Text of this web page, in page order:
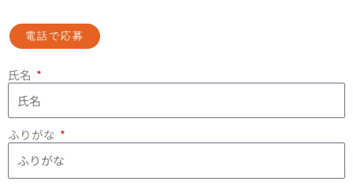
電話で応募
氏名
ふりがな